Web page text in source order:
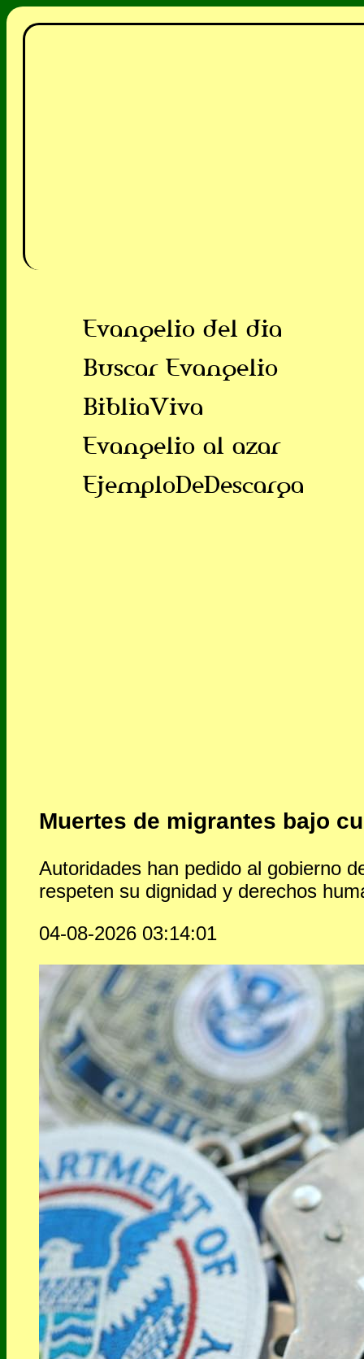
Evangelio del dia
Buscar Evangelio
BibliaViva
Evangelio al azar
EjemploDeDescarga
Muertes de migrantes bajo
Autoridades han pedido al gobierno
respeten su dignidad y derechos
04-08-2026 03:14:01